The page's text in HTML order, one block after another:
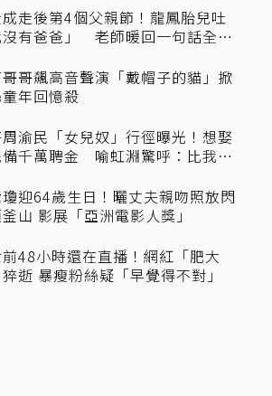
走後第4個父親節！龍鳳胎兒吐
沒有爸爸」 老師暖回一句話全
哥飆高音聲演「戴帽子的貓」掀
年回憶殺
渝民「女兒奴」行徑曝光！想娶
千萬聘金 喻虹淵驚呼：比我
迎64歲生日！曬丈夫親吻照放閃
山 影展「亞洲電影人獎」
48小時還在直播！網紅「肥大
逝 暴瘦粉絲疑「早覺得不對」